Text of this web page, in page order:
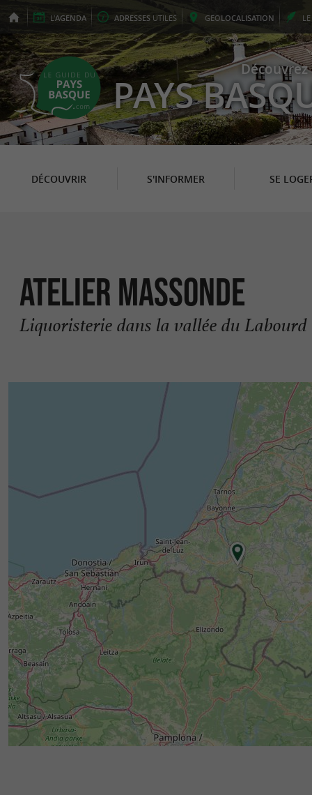
L'AGENDA ADRESSES UTILES GEOLOCALISATION LE
Découvrez
PAYS
DÉCOUVRIR S'INFORMER SE
Atelier Massonde
Liquoristerie dans la vallée du Labourd